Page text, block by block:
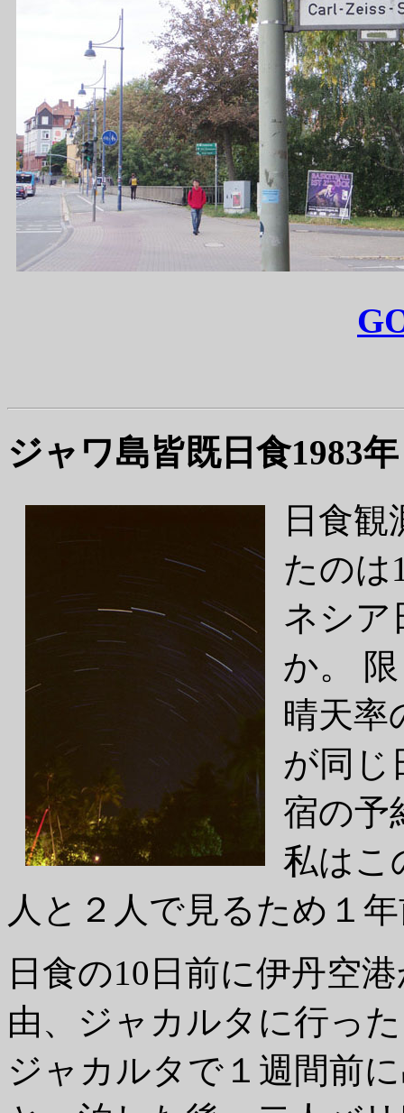
ジャワ島皆既日食1983年
日食
たのは
ネシア
か。
晴天率
が同じ
宿の予
私はこ
人と２人で見るため１
日食の10日前に伊丹空
由、ジャカルタに行っ
ジャカルタで１週間前